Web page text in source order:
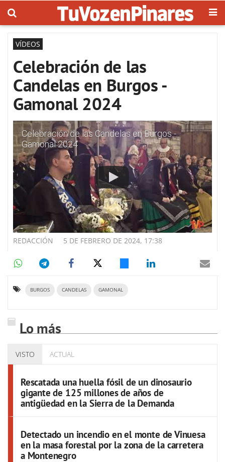
VÍDEOS
Celebración de las
Candelas en Burgos -
Gamonal 2024
Celebración de las Candelas en Burgos -
Gamonal 2024
5 DE FEBRERO DE 2024, 17:38
REDACCIÓN
BURGOS CANDELAS GAMONAL
Lo más
VISTO ACTUAL
Rescatada una huella fósil de un dinosaurio
gigante de 125 millones de años de
antigüedad en la Sierra de la Demanda
Detectado un incendio en el monte de Vinuesa
en la masa forestal por la zona de la carretera
a Montenegro